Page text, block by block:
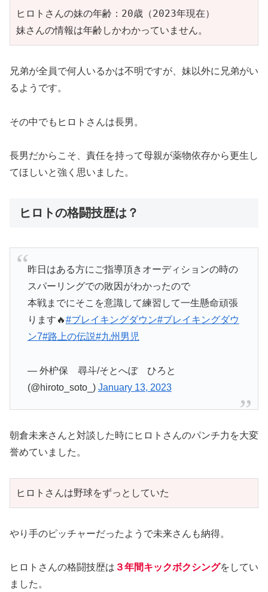
ヒロトさんの妹の年齢：20歳（2023年現在）
妹さんの情報は年齢しかわかっていません。
兄弟が全員で何人いるかは不明ですが、妹以外に兄弟がい
るようです。
その中でもヒロトさんは長男。
長男だからこそ、責任を持って母親が薬物依存から更生し
てほしいと強く思いました。
ヒロトの格闘技歴は？
昨日はある方にご指導頂きオーディションの時の
スパーリングでの敗因がわかったので
本戦までにそこを意識して練習して一生懸命頑張
ります🔥#ブレイキングダウン#ブレイキングダウ
ン7#路上の伝説#九州男児
— 外枦保 尋斗/そとへぼ ひろと
(@hiroto_soto_) January 13, 2023
朝倉未来さんと対談した時にヒロトさんのパンチ力を大変
誉めていました。
ヒロトさんは野球をずっとしていた
やり手のピッチャーだったようで未来さんも納得。
ヒロトさんの格闘技歴は ３年間キックボクシングをしてい
ました。